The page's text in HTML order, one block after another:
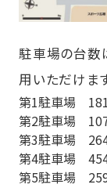
駐車場の台数
用いただけま
第1駐車場 181
第2駐車場 107
第3駐車場
第4駐車場
第5駐車場